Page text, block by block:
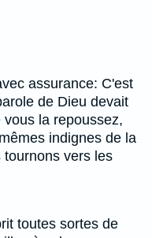
assurance: C'est
de Dieu devait
la repoussez,
indignes de la
vers les
toutes sortes de